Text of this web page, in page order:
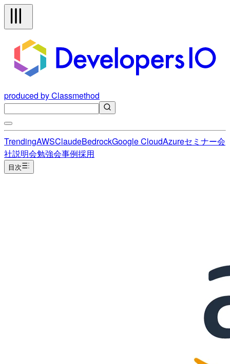
produced by Classmethod
TrendingAWSClaudeBedrockGoogle CloudAzureセミナー会
社説明会勉強会事例採用
目次